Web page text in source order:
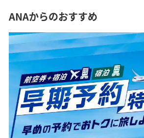
ANAからのおすすめ